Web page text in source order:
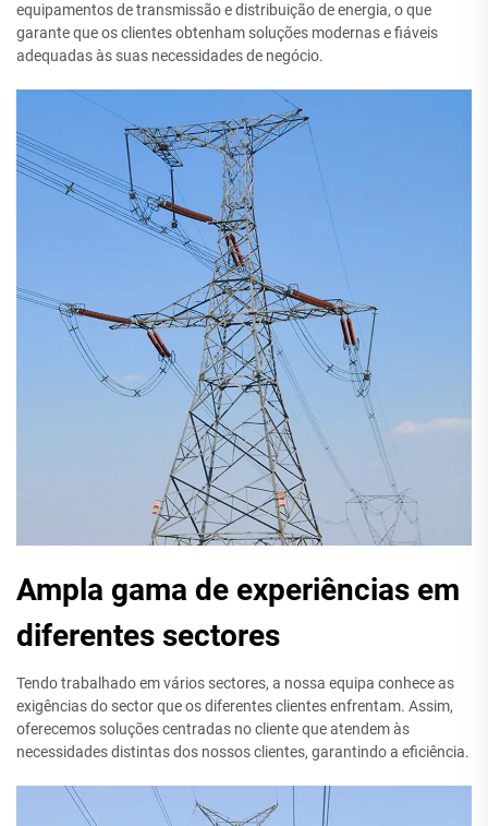
equipamentos de transmissão e distribuição de energia, o que
garante que os clientes obtenham soluções modernas e fiáveis
adequadas às suas necessidades de negócio.
Ampla gama de experiências em
diferentes sectores
Tendo trabalhado em vários sectores, a nossa equipa conhece as
exigências do sector que os diferentes clientes enfrentam. Assim,
oferecemos soluções centradas no cliente que atendem às
necessidades distintas dos nossos clientes, garantindo a eficiência.